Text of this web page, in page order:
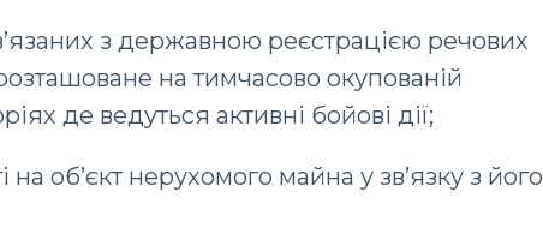
з державною реєстрацією речових
на тимчасово окупованій
де ведуться активні бойові дії;
об’єкт нерухомого майна у зв’язку з його